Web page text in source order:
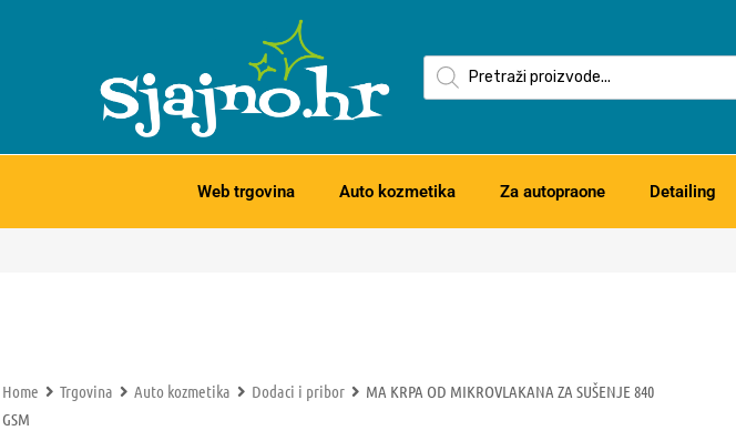
Web trgovina Auto kozmetika Za autopraone Detailing
Home Trgovina Auto kozmetika Dodaci i pribor
MA KRPA OD MIKROVLAKANA ZA SUŠENJE 840
GSM